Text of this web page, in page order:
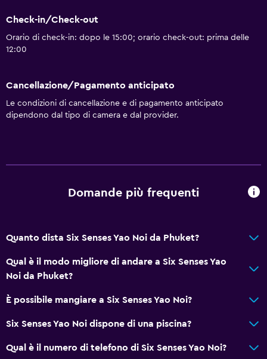
Check-in/Check-out
Orario di check-in: dopo le 15:00; orario check-out: prima delle
12:00
Cancellazione/Pagamento anticipato
Le condizioni di cancellazione e di pagamento anticipato
dipendono dal tipo di camera e dal provider.
Domande più frequenti
Quanto dista Six Senses Yao Noi da Phuket?
Qual è il modo migliore di andare a Six Senses Yao
Noi da Phuket?
È possibile mangiare a Six Senses Yao Noi?
Six Senses Yao Noi dispone di una piscina?
Qual è il numero di telefono di Six Senses Yao Noi?